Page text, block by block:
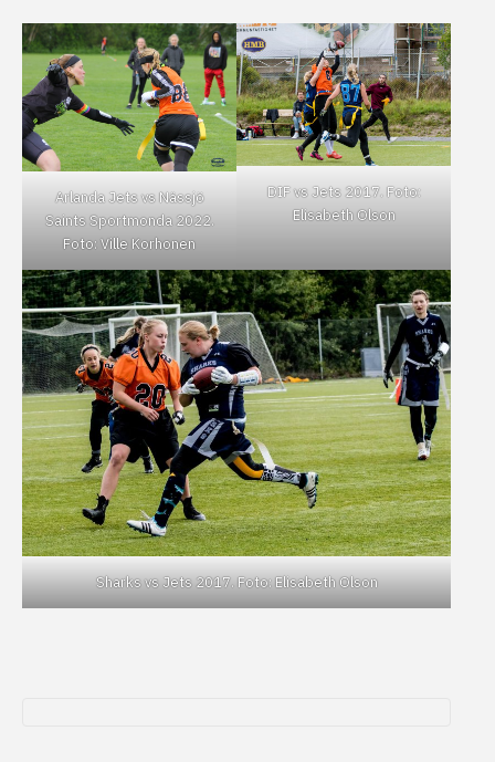
Arlanda Jets vs Nässjö
Saints Sportmonda 2022.
Foto: Ville Korhonen
DIF vs Jets 2017. Foto:
Elisabeth Olson
Sharks vs Jets 2017. Foto: Elisabeth Olson